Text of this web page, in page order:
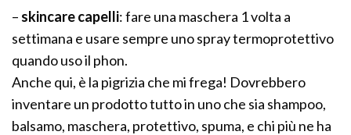
– skincare capelli: fare una maschera 1 volta a
settimana e usare sempre uno spray termoprotettivo
quando uso il phon.
Anche qui, è la pigrizia che mi frega! Dovrebbero
inventare un prodotto tutto in uno che sia shampoo,
balsamo, maschera, protettivo, spuma, e chi più ne ha